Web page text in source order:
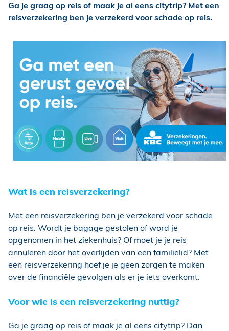
Ga je graag op reis of maak je al eens citytrip? Met een
reisverzekering ben je verzekerd voor schade op reis.
Wat is een reisverzekering?
Met een reisverzekering ben je verzekerd voor schade
op reis. Wordt je bagage gestolen of word je
opgenomen in het ziekenhuis? Of moet je je reis
annuleren door het overlijden van een familielid? Met
een reisverzekering hoef je je geen zorgen te maken
over de financiële gevolgen als er je iets overkomt.
Voor wie is een reisverzekering nuttig?
Ga je graag op reis of maak je al eens citytrip? Dan